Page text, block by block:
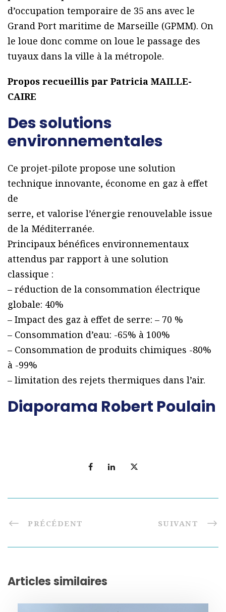
d’occupation temporaire de 35 ans avec le
Grand Port maritime de Marseille (GPMM). On
le loue donc comme on loue le passage des
tuyaux dans la ville à la métropole.
Propos recueillis par Patricia MAILLE-
CAIRE
Des solutions
environnementales
Ce projet-pilote propose une solution
technique innovante, économe en gaz à effet
de
serre, et valorise l’énergie renouvelable issue
de la Méditerranée.
Principaux bénéfices environnementaux
attendus par rapport à une solution
classique :
– réduction de la consommation électrique
globale: 40%
– Impact des gaz à effet de serre: – 70 %
– Consommation d’eau: -65% à 100%
– Consommation de produits chimiques -80%
à -99%
– limitation des rejets thermiques dans l’air.
Diaporama Robert Poulain
PRÉCÉDENT SUIVANT
Articles similaires